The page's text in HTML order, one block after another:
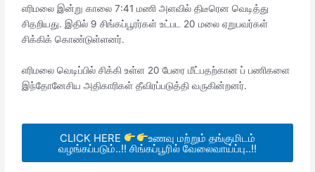
எரிமலை இன்று காலை 7:41 மணி அளவில் திடீரென வெடித்து
சிதறியது. இதில் 9 சிங்கப்பூரர்கள் உட்பட 20 மலை ஏறுபவர்கள்
சிக்கிக் கொண்டுள்ளனர்.
எரிமலை வெடிப்பில் சிக்கி உள்ள 20 பேரை மீட்பதற்கான ப் பணிகளை
இந்தோனேசிய அதிகாரிகள் தீவிரப்படுத்தி வருகின்றனர்.
CLICK HERE உணவு மற்றும் தங்குமிடம்
வழங்கப்படும்..!! சிங்கப்பூரில் வேலைவாய்ப்பு..!!